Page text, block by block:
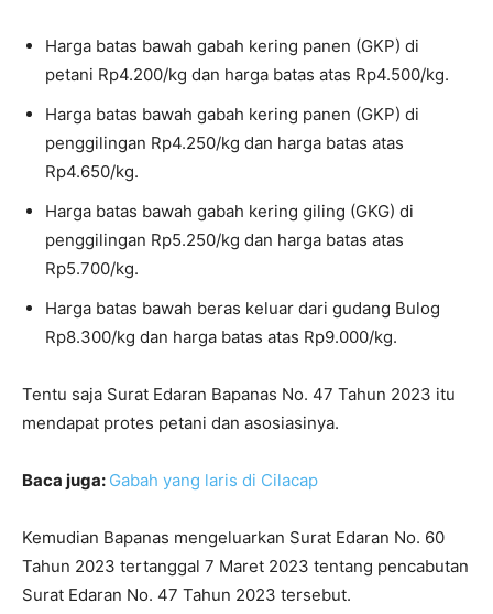
Harga batas bawah gabah kering panen (GKP) di
petani Rp4.200/kg dan harga batas atas Rp4.500/kg.
Harga batas bawah gabah kering panen (GKP) di
penggilingan Rp4.250/kg dan harga batas atas
Rp4.650/kg.
Harga batas bawah gabah kering giling (GKG) di
penggilingan Rp5.250/kg dan harga batas atas
Rp5.700/kg.
Harga batas bawah beras keluar dari gudang Bulog
Rp8.300/kg dan harga batas atas Rp9.000/kg.
Tentu saja Surat Edaran Bapanas No. 47 Tahun 2023 itu
mendapat protes petani dan asosiasinya.
Baca juga: Gabah yang laris di Cilacap
Kemudian Bapanas mengeluarkan Surat Edaran No. 60
Tahun 2023 tertanggal 7 Maret 2023 tentang pencabutan
Surat Edaran No. 47 Tahun 2023 tersebut.